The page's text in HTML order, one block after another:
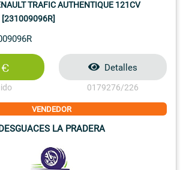
TRAFIC AUTHENTIQUE 121CV
€ Detalles
0179276/226
VENDEDOR
DESGUACES LA PRADERA